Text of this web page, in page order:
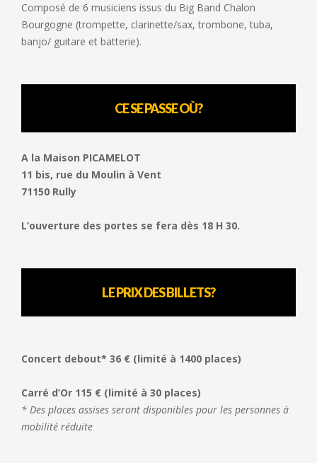
Composé de 6 musiciens issus du Big Band Chalon
Bourgogne (trompette, clarinette/sax, trombone, tuba,
banjo/ guitare et batterie).
CE SE PASSE OÙ?
A la Maison PICAMELOT
11 bis, rue du Moulin à Vent
71150 Rully
L’ouverture des portes se fera dès 18 H 30.
LE PRIX DES BILLETS?
Concert debout* 36 € (limité à 1400 places)
Carré d’Or 115 € (limité à 30 places)
* Des places assises seront disponibles pour les personnes à
mobilité réduite